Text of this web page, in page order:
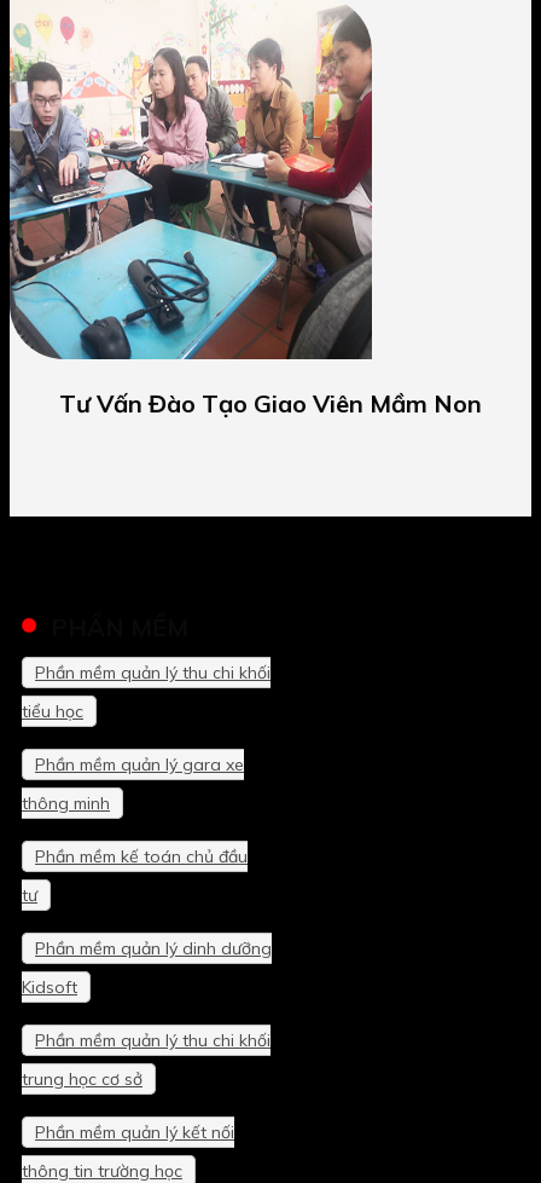
Tư Vấn Đào Tạo Giao Viên Mầm Non
Phần mềm quản lý thu chi khối
tiểu học
Phần mềm quản lý gara xe
thông minh
Phần mềm kế toán chủ đầu
tư
Phần mềm quản lý dinh dưỡng
Kidsoft
Phần mềm quản lý thu chi khối
trung học cơ sở
Phần mềm quản lý kết nối
thông tin trường học